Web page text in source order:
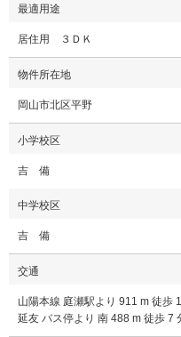
最適用途
居住用 ３ＤＫ
物件所在地
岡山市北区平野
小学校区
吉 備
中学校区
吉 備
交通
山陽本線 庭瀬駅より 911 m 徒歩
延友 バス停より 南 488 m 徒歩 7